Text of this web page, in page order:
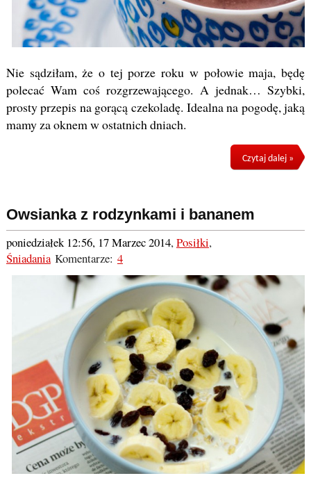
Nie sądziłam, że o tej porze roku w połowie maja, będę
polecać Wam coś rozgrzewającego. A jednak… Szybki,
prosty przepis na gorącą czekoladę. Idealna na pogodę, jaką
mamy za oknem w ostatnich dniach.
Czytaj dalej »
Owsianka z rodzynkami i bananem
poniedziałek 12:56, 17 Marzec 2014, Posiłki,
ŚniadaniaKomentarze: 4